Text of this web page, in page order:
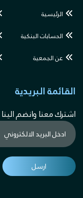
الرئيسية
الحسابات البنكية
عن الجمعية
القائمة البريدية
اشترك معنا وانضم الينا